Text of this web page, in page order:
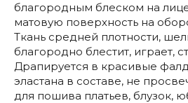
благородным блеском на
матовую поверхность на
Ткань средней плотности,
благородно блестит, играет,
Драпируется в красивые
эластана в составе, не
для пошива платьев, блузок,